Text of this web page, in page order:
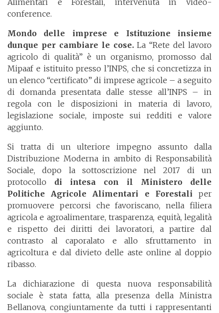
Alimentari e Forestali, intervenuta in video-
conference.
Mondo delle imprese e Istituzione insieme
dunque per cambiare le cose.La “Rete del lavoro
agricolo di qualità” è un organismo, promosso dal
Mipaaf e istituito presso l’INPS, che si concretizza in
un elenco “certificato” di imprese agricole – a seguito
di domanda presentata dalle stesse all’INPS – in
regola con le disposizioni in materia di lavoro,
legislazione sociale, imposte sui redditi e valore
aggiunto.
Si tratta di un ulteriore impegno assunto dalla
Distribuzione Moderna in ambito di Responsabilità
Sociale, dopo la sottoscrizione nel 2017 di un
protocollo di intesa con il Ministero delle
Politiche Agricole Alimentari e Forestali per
promuovere percorsi che favoriscano, nella filiera
agricola e agroalimentare, trasparenza, equità, legalità
e rispetto dei diritti dei lavoratori, a partire dal
contrasto al caporalato e allo sfruttamento in
agricoltura e dal divieto delle aste online al doppio
ribasso.
La dichiarazione di questa nuova responsabilità
sociale è stata fatta, alla presenza della Ministra
Bellanova, congiuntamente da tutti i rappresentanti